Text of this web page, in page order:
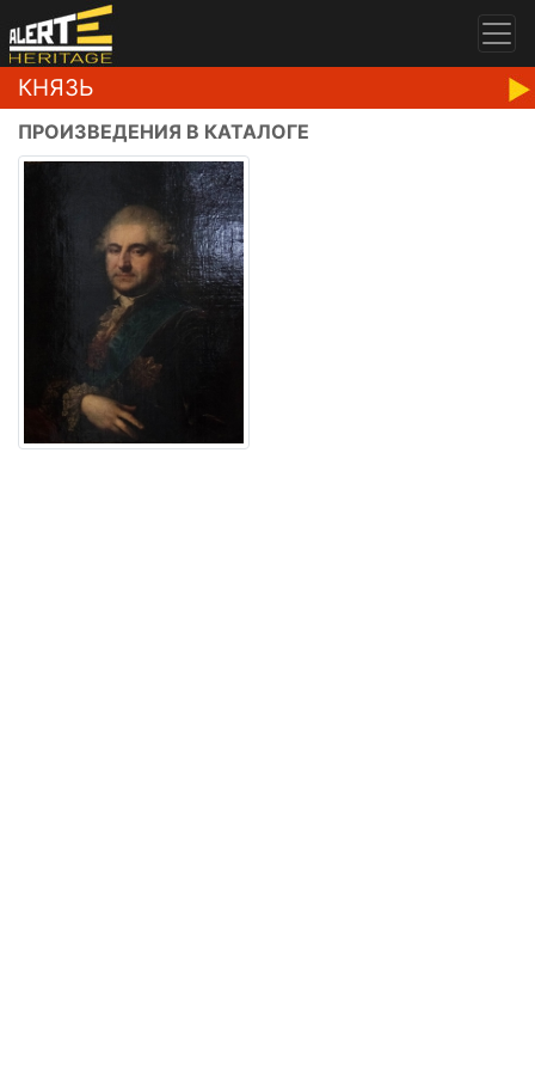
КНЯЗЬ
ПРОИЗВЕДЕНИЯ В КАТАЛОГЕ